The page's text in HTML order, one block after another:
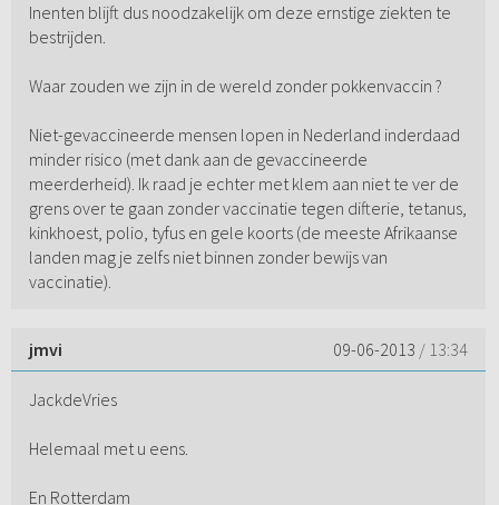
Inenten blijft dus noodzakelijk om deze ernstige ziekten te
bestrijden.
Waar zouden we zijn in de wereld zonder pokkenvaccin ?
Niet-gevaccineerde mensen lopen in Nederland inderdaad
minder risico (met dank aan de gevaccineerde
meerderheid). Ik raad je echter met klem aan niet te ver de
grens over te gaan zonder vaccinatie tegen difterie, tetanus,
kinkhoest, polio, tyfus en gele koorts (de meeste Afrikaanse
landen mag je zelfs niet binnen zonder bewijs van
vaccinatie).
jmvi 09-06-2013 / 13:34
JackdeVries
Helemaal met u eens.
En Rotterdam